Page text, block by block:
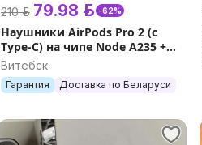
210 р. 79.98 р. -62%
Наушники AirPods Pro 2 (с
Type-C) на чипе Node А235 +
365 дней гарантии
Витебск
Гарантия Доставка по Беларуси